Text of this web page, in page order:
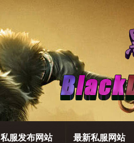
私服发布网站 最新私服网站